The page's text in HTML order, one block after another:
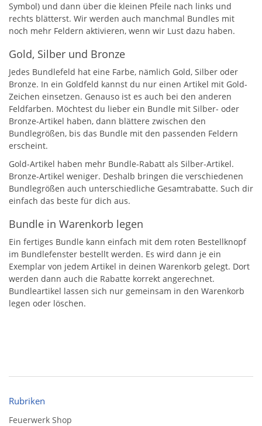
Symbol) und dann über die kleinen Pfeile nach links und
rechts blätterst. Wir werden auch manchmal Bundles mit
noch mehr Feldern aktivieren, wenn wir Lust dazu haben.
Gold, Silber und Bronze
Jedes Bundlefeld hat eine Farbe, nämlich Gold, Silber oder
Bronze. In ein Goldfeld kannst du nur einen Artikel mit Gold-
Zeichen einsetzen. Genauso ist es auch bei den anderen
Feldfarben. Möchtest du lieber ein Bundle mit Silber- oder
Bronze-Artikel haben, dann blättere zwischen den
Bundlegrößen, bis das Bundle mit den passenden Feldern
erscheint.
Gold-Artikel haben mehr Bundle-Rabatt als Silber-Artikel.
Bronze-Artikel weniger. Deshalb bringen die verschiedenen
Bundlegrößen auch unterschiedliche Gesamtrabatte. Such dir
einfach das beste für dich aus.
Bundle in Warenkorb legen
Ein fertiges Bundle kann einfach mit dem roten Bestellknopf
im Bundlefenster bestellt werden. Es wird dann je ein
Exemplar von jedem Artikel in deinen Warenkorb gelegt. Dort
werden dann auch die Rabatte korrekt angerechnet.
Bundleartikel lassen sich nur gemeinsam in den Warenkorb
legen oder löschen.
Rubriken
Feuerwerk Shop